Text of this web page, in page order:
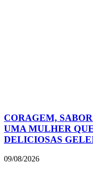
CORAGEM,
UMA MULHER
DELICIOSAS
09/08/2026